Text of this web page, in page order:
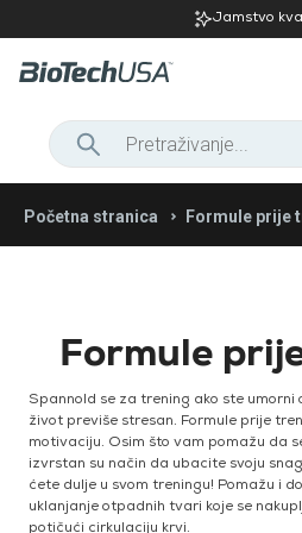
i performanse
i grickalice
proizvoda
proizvodi
ponude
Novo
Jamstvo
Početna stranica Formule prije
Formule
Spannold se za trening ako ste umorni
život previše stresan. Formule prije
motivaciju. Osim što vam pomažu da
izvrstan su način da ubacite svoju
ćete dulje u svom treningu! Pomažu i
uklanjanje otpadnih tvari koje se
potičući cirkulaciju krvi.